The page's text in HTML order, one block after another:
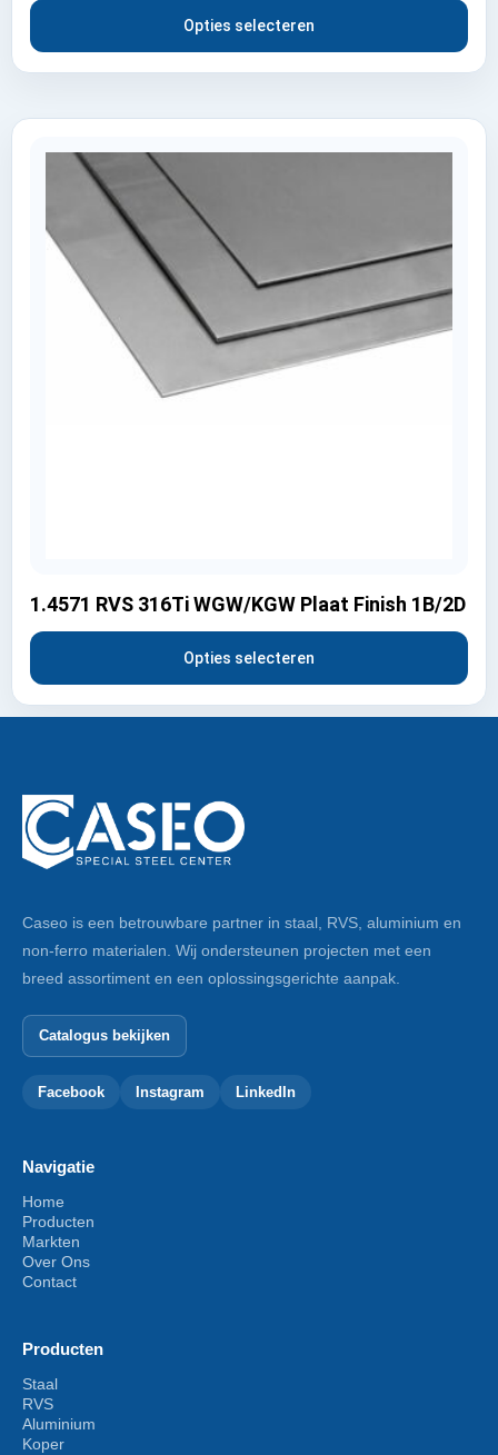
Opties selecteren
1.4571 RVS 316Ti WGW/KGW Plaat Finish 1B/2D
Opties selecteren
Caseo is een betrouwbare partner in staal, RVS, aluminium en
non-ferro materialen. Wij ondersteunen projecten met een
breed assortiment en een oplossingsgerichte aanpak.
Catalogus bekijken
Facebook Instagram LinkedIn
Navigatie
Home
Producten
Markten
Over Ons
Contact
Producten
Staal
RVS
Aluminium
Koper